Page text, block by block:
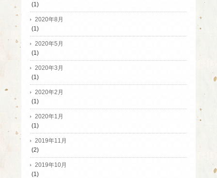
(1)
2020年8月
(1)
2020年5月
(1)
2020年3月
(1)
2020年2月
(1)
2020年1月
(1)
2019年11月
(2)
2019年10月
(1)